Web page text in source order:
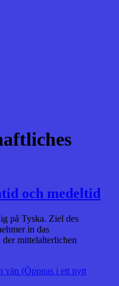
och medeltid
på Tyska. Ziel des
in das
mittelalterlichen
vän (Öppnas i ett nytt